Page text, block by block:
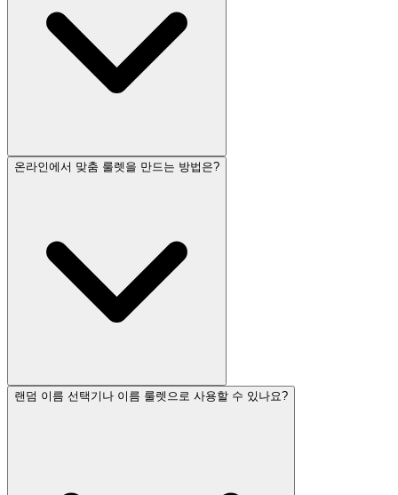
온라인에서 맞춤 룰렛을 만드는 방법은?
랜덤 이름 선택기나 이름 룰렛으로 사용할 수 있나요?